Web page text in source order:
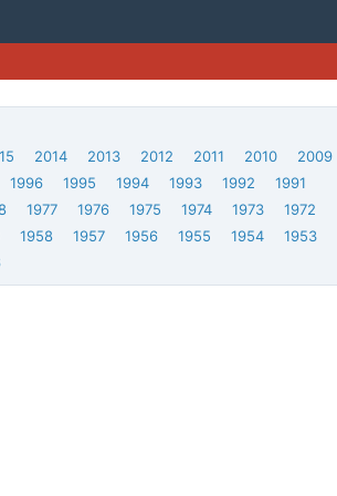
2014 2013 2012 2011 2010
2009
1996 1995 1994 1993 1992
1991
1977 1976 1975 1974 1973
1972
1958 1957 1956 1955 1954
1953